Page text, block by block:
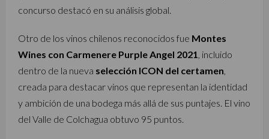
concurso destacó en su análisis global.
Otro de los vinos chilenos reconocidos fue Montes
Wines con Carmenere Purple Angel 2021 , incluido
dentro de la nueva selección ICON del certamen
creada para destacar vinos que representan la identidad
y ambición de una bodega más allá de sus puntajes. El vino
del Valle de Colchagua obtuvo 95 puntos.